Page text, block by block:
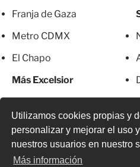
Utilizamos cookies propias y
personalizar y mejorar el uso
nuestros usuarios en nuestro
Más información
Franja de Gaza
Metro CDMX
El Chapo
Más Excelsior
© 2026 Todos los derechos
o parcial, incluyendo